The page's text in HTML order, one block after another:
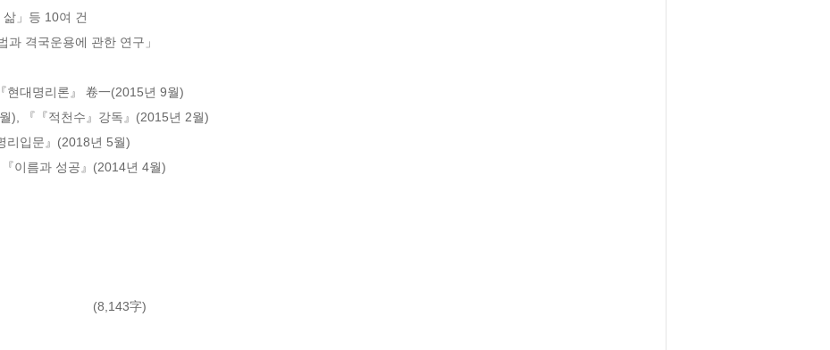
삶」등 10여 건
과 격국운용에 관한 연구」
현대명리론』 卷一(2015년 9월)
), 『『적천수』강독』(2015년 2월)
리입문』(2018년 5월)
이름과 성공』(2014년 4월)